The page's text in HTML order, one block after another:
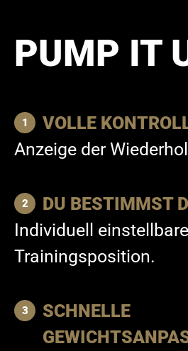
PUMP IT
VOLLE
Anzeige der
DU BESTIMMST
Individuell einstellbare
Trainingsposition.
SCHNELLE